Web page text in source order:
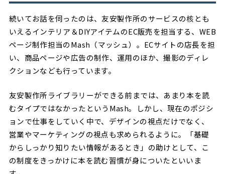
続いてお話を伺ったのは、友安製作所のサービスの核とも
いえるインテリア＆DIYアイテムのEC販売を担当する、WEB
ページ制作担当のMash（マッシュ）。ECサイトの店長を担
い、商品ページや広告の制作、運用のほか、撮影のディレ
クションなども行っています。
友安製作所ライブラリーができる前までは、あまり本を読
むタイプではなかったというMash。しかし、現在のポジシ
ョンで仕事をしていく中で、デザインの視点だけでなく、
営業やマーケティングの視点も求められるように。「基礎
からしっかり知りたい情報があるとき」の助けとして、こ
の制度をきっかけに本を読む習慣が身についたといいま